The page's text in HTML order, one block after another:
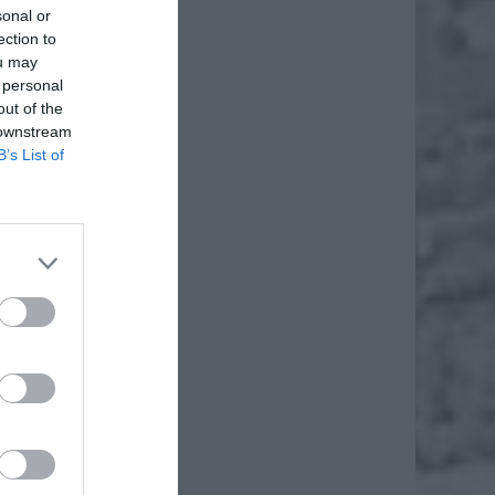
or
to
may
of the
List of
i al.